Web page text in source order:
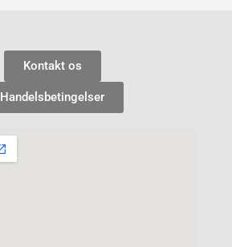
Kontakt os
Handelsbetingelser